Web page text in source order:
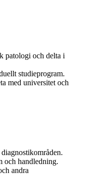
patologi och delta i
studieprogram.
med universitet och
och handledning.
andra